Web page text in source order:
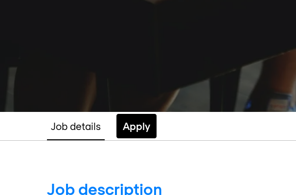
Job details Apply
Job description